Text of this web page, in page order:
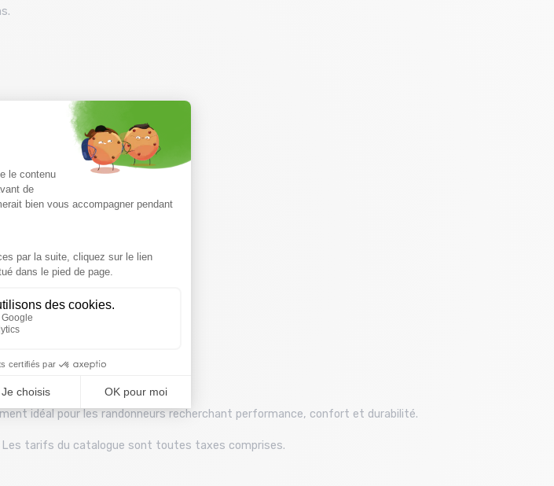
idéal pour les randonneurs recherchant performance, confort et durabilité.
tarifs du catalogue sont toutes taxes comprises.